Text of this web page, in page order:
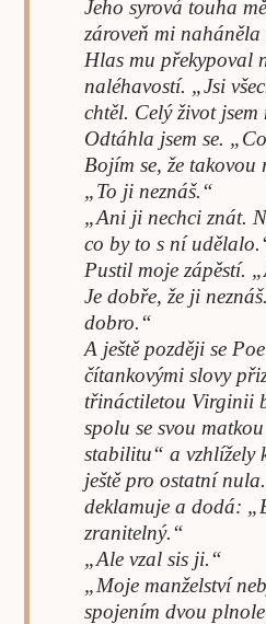
Jeho syrová touha
zároveň mi naháněla
Hlas mu překypoval
naléhavostí. „Jsi
chtěl. Celý život jsem
Odtáhla jsem se.
Bojím se, že takovou
„To ji neznáš.“
„Ani ji nechci znát.
co by to s ní
Pustil moje zápěstí.
Je dobře, že ji
dobro.“
A ještě později se
čítankovými slovy
třináctiletou Virginii
spolu se svou
stabilitu“ a vzhlížely
ještě pro ostatní
deklamuje a dodá:
zranitelný.“
„Ale vzal sis ji.“
„Moje manželství
spojením dvou